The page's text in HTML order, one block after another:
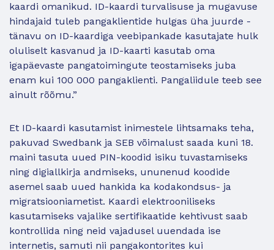
kaardi omanikud. ID-kaardi turvalisuse ja mugavuse
hindajaid tuleb pangaklientide hulgas üha juurde -
tänavu on ID-kaardiga veebipankade kasutajate hulk
oluliselt kasvanud ja ID-kaarti kasutab oma
igapäevaste pangatoimingute teostamiseks juba
enam kui 100 000 pangaklienti. Pangaliidule teeb see
ainult rõõmu.”
Et ID-kaardi kasutamist inimestele lihtsamaks teha,
pakuvad Swedbank ja SEB võimalust saada kuni 18.
maini tasuta uued PIN-koodid isiku tuvastamiseks
ning digiallkirja andmiseks, ununenud koodide
asemel saab uued hankida ka kodakondsus- ja
migratsiooniametist. Kaardi elektrooniliseks
kasutamiseks vajalike sertifikaatide kehtivust saab
kontrollida ning neid vajadusel uuendada ise
internetis, samuti nii pangakontorites kui